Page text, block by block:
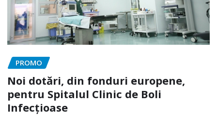
PROMO
Noi dotări, din fonduri europene,
pentru Spitalul Clinic de Boli
Infecțioase